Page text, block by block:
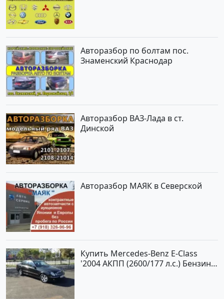
Авторазбор по болтам пос.
Знаменский Краснодар
Авторазбор ВАЗ-Лада в ст.
Динской
Авторазбор МАЯК в Северской
Купить Mercedes-Benz E-Class
'2004 АКПП (2600/177 л.с.) Бензин